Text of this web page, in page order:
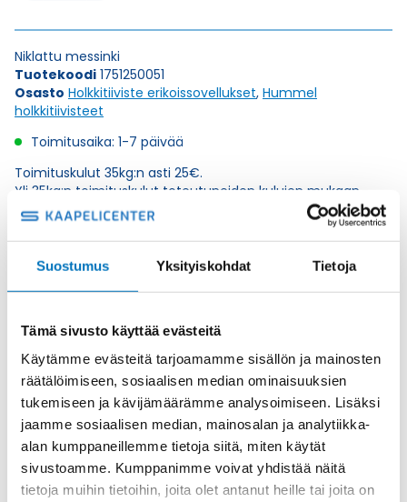
Suostumus Yksityiskohdat Tietoja
Tämä sivusto käyttää evästeitä
Käytämme evästeitä tarjoamamme sisällön ja mainosten
räätälöimiseen, sosiaalisen median ominaisuuksien
tukemiseen ja kävijämäärämme analysoimiseen. Lisäksi
jaamme sosiaalisen median, mainosalan ja analytiikka-
alan kumppaneillemme tietoja siitä, miten käytät
sivustoamme. Kumppanimme voivat yhdistää näitä
tietoja muihin tietoihin, joita olet antanut heille tai joita on
25
1,5
HOLKKITIIVISTE
määrä
Niklattu messinki
Tuotekoodi 1751250051
Osasto Holkkitiiviste erikoissovellukset, Hummel
holkkitiivisteet
Toimitusaika: 1-7 päivää
Toimituskulut 35kg:n asti 25€.
Yli 35kg:n toimituskulut toteutuneiden kulujen mukaan.
Valmistaja
Hummel Ag
Korkeus H
Tuotenimi/Malli
Etim 7
EC000441
Materiaali
Niklattu messinki
Kierre
Metr.
Ulkokierre Ag
Normen
RoHS;M